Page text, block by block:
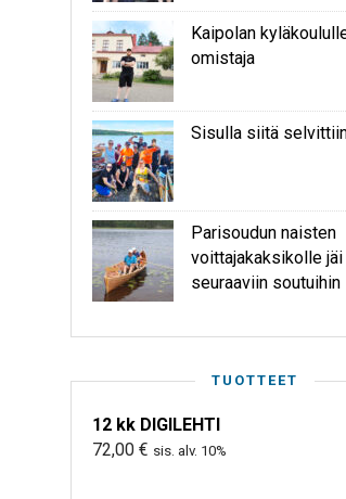
Kaipolan
omistaja
Sisulla siitä
Parisoudun naisten
voittajakaksikolle
seuraaviin soutuihin
TUOTTEET
12 kk DIGILEHTI
72,00 € sis. alv. 10%